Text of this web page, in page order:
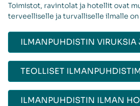
Toimistot, ravintolat ja hotellit ovat
terveelliselle ja turvalliselle ilmalle on
ILMANPUHDISTIN VIRUKSIA
TEOLLISET
ILMANPUHDISTIN ILMAN